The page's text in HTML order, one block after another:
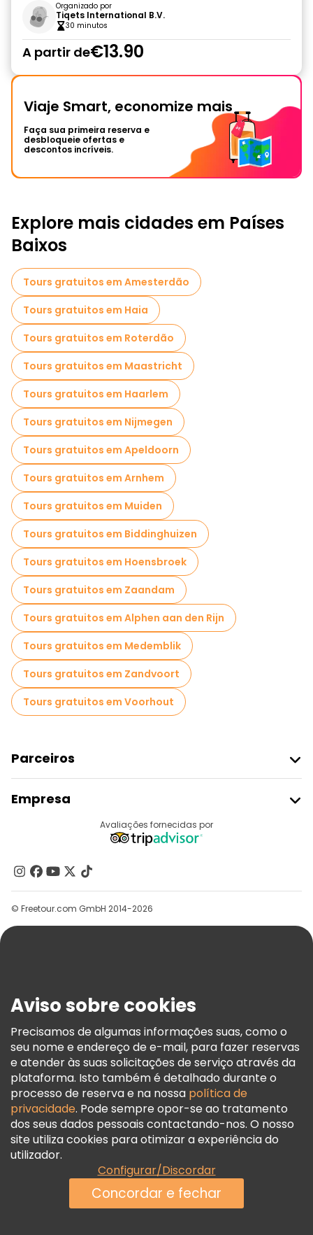
Organizado por
Tiqets International B.V.
30 minutos
A partir de€13.90
Viaje Smart, economize mais
Faça sua primeira reserva e
desbloqueie ofertas e
descontos incríveis.
Explore mais cidades em Países
Baixos
Tours gratuitos em Amesterdão
Tours gratuitos em Haia
Tours gratuitos em Roterdão
Tours gratuitos em Maastricht
Tours gratuitos em Haarlem
Tours gratuitos em Nijmegen
Tours gratuitos em Apeldoorn
Tours gratuitos em Arnhem
Tours gratuitos em Muiden
Tours gratuitos em Biddinghuizen
Tours gratuitos em Hoensbroek
Tours gratuitos em Zaandam
Tours gratuitos em Alphen aan den Rijn
Tours gratuitos em Medemblik
Tours gratuitos em Zandvoort
Tours gratuitos em Voorhout
Parceiros
Registo Do Fornecedor
Programa De Afiliados
Empresa
Contacte-Nos
Grupos
Ajuda
Termos E Informações Legais
Política De Cookies
Freetour Prémios
Programa De Fidelidade
Avaliações fornecidas por
© Freetour.com GmbH 2014-2026
Aviso sobre cookies
Precisamos de algumas informações suas, como o
seu nome e endereço de e-mail, para fazer reservas
e atender às suas solicitações de serviço através da
plataforma. Isto também é detalhado durante o
processo de reserva e na nossa política de
privacidade. Pode sempre opor-se ao tratamento
dos seus dados pessoais contactando-nos. O nosso
site utiliza cookies para otimizar a experiência do
utilizador.
Configurar/Discordar
Concordar e fechar